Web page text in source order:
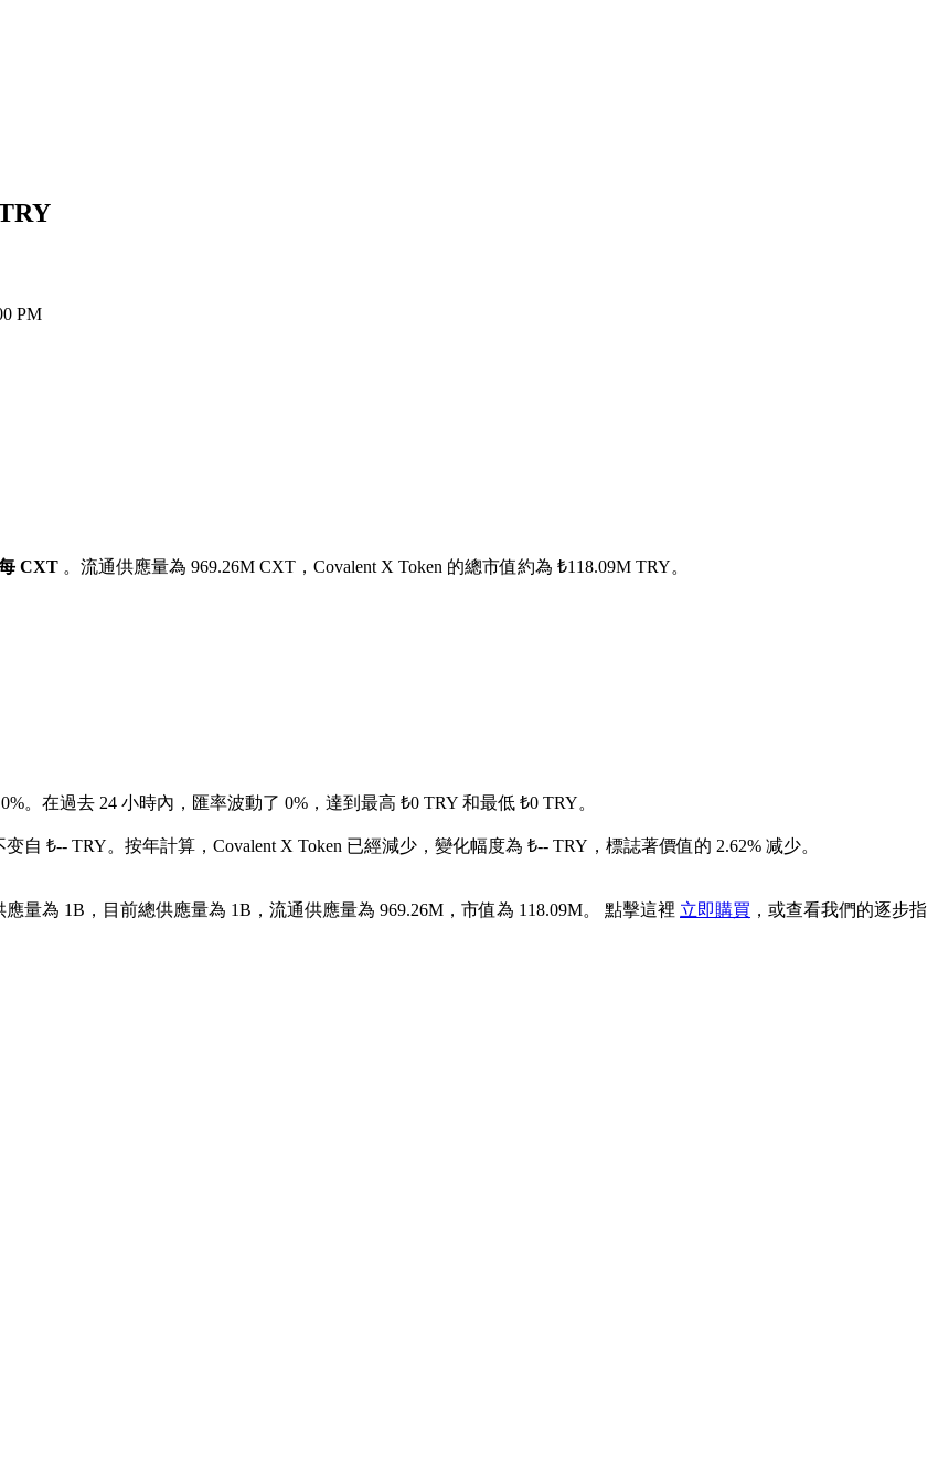
PM
CXT 。流通供應量為 969.26M CXT，Covalent X Token 的總市值約為 ₺118.09M TRY。
。 在過去 24 小時內，匯率波動了 0%，達到最高 ₺0 TRY 和最低 ₺0 TRY。
自 ₺-- TRY。 按年計算，Covalent X Token 已經減少，變化幅度為 ₺-- TRY，標誌著價值的 2.62% 减少。
量為 1B，目前總供應量為 1B，流通供應量為 969.26M，市值為 118.09M。 點擊這裡 立即購買 ，或查看我們的逐步指